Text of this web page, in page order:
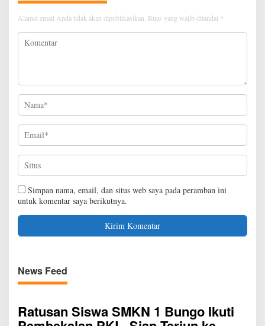
Alamat email Anda tidak akan dipublikasikan. Ruas yang wajib ditandai *
Simpan nama, email, dan situs web saya pada peramban ini
untuk komentar saya berikutnya.
News Feed
Ratusan Siswa SMKN 1 Bungo Ikuti